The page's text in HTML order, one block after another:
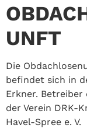
UNFT
Die
befindet sich in
Erkner.
der Verein DRK-
Havel-Spree e. V.